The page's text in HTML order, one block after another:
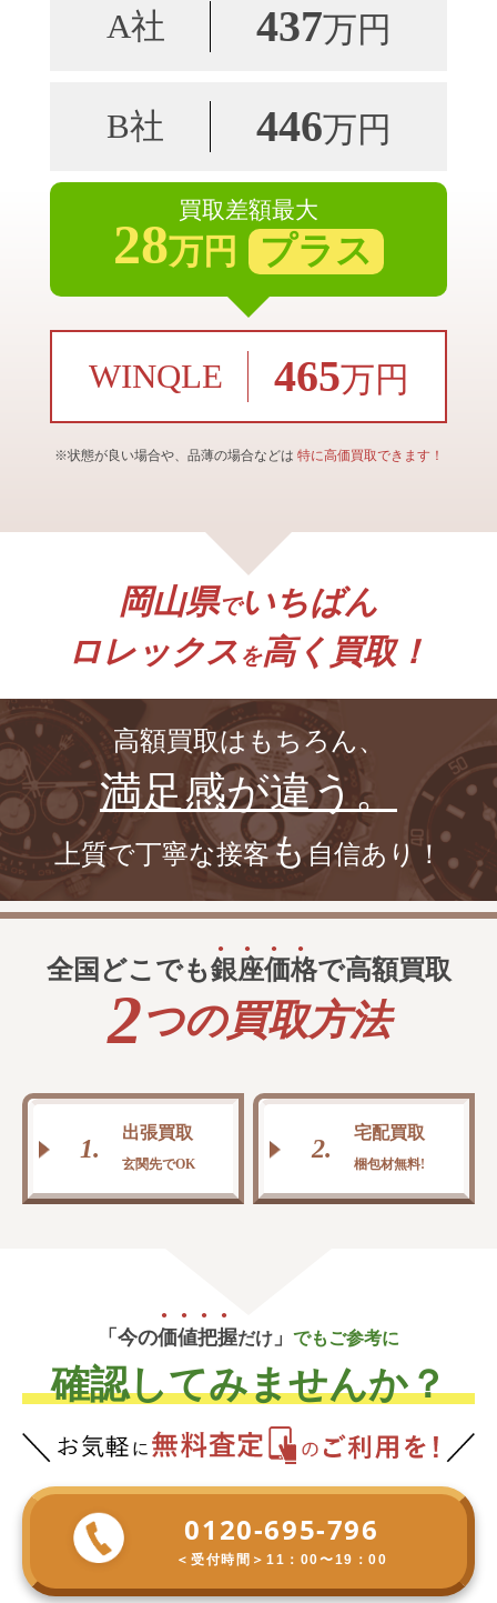
A社 437万円
B社 446万円
買取差額最大
28万円 プラス
WINQLE 465万円
※状態が良い場合や、品薄の場合などは 特に高価買取できます！
岡山県でいちばん
ロレックス を高く買取！
高額買取はもちろん、
満足感が違う。
上質で丁寧な接客も自信あり！
全国どこでも銀座価格で高額買取
2つの買取方法
1.
出張買取
玄関先でOK
2.
宅配買取
梱包材無料!
「今の価値把握だけ 」 でもご参考に
確認してみませんか？
0120-695-796
＜受付時間＞ 11：00〜19：00